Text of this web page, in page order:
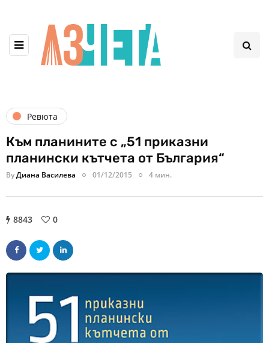
Ревюта
Към планините с „51 приказни
планински кътчета от България“
ByДиана Василева 01/12/2015 4 мин.
8843 0